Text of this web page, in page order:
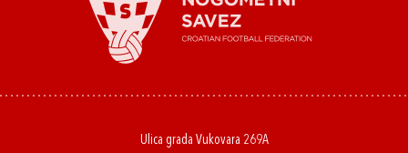
Ulica grada Vukovara 269A